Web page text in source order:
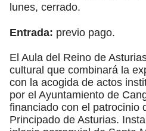
lunes, cerrado.
Entrada: previo pago.
El Aula del Reino de
cultural que combinará la
con la acogida de actos
por el Ayuntamiento de
financiado con el patrocinio
Principado de Asturias.